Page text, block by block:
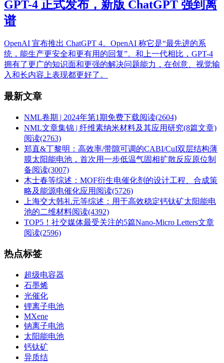
GPT-4 正式发布，新版 ChatGPT 强到离
谱
OpenAI 宣布推出 ChatGPT 4。OpenAI 称它是“最先进的系
统，能生产更安全和更有用的回复”。和上一代相比，GPT-4
拥有了更广的知识面和更强的解决问题能力，在创意、视觉输
入和长内容上表现都更好了。
最新文章
NML卷期 | 2024年第1期免费下载阅读(2604)
NML文章集锦 | 纤维素纳米材料及其应用研究(8篇文章)
阅读(2763)
郑直&丁黎明：高效率/带隙可调的CABI/CuI双层结构薄
膜太阳能电池，首次用一步低温气固相扩散反应原位制
备阅读(3007)
木士春等综述：MOF衍生电催化剂的设计工程、合成策
略及能源电催化应用 阅读(5726)
上海交大韩礼元等综述：用于高效稳定钙钛矿太阳能电
池的二维材料阅读(4392)
TOP5！社交媒体最受关注的5篇Nano-Micro Letters文章
阅读(2596)
热点标签
超级电容器
石墨烯
光催化
锂离子电池
MXene
钠离子电池
太阳能电池
钙钛矿
异质结